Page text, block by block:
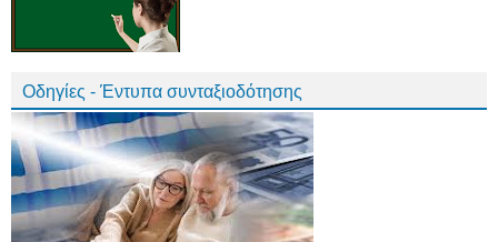
Οδηγίες - Έντυπα συνταξιοδότησης